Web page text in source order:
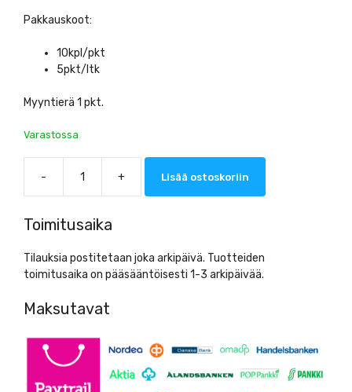
Pakkauskoot:
10kpl/pkt
5pkt/ltk
Myyntierä 1 pkt.
Varastossa
-
Gastro
Paperilautanen
määrä
+ Lisää ostoskoriin
Toimitusaika
Tilauksia postitetaan joka arkipäivä. Tuotteiden
toimitusaika on pääsääntöisesti 1-3 arkipäivää.
Maksutavat